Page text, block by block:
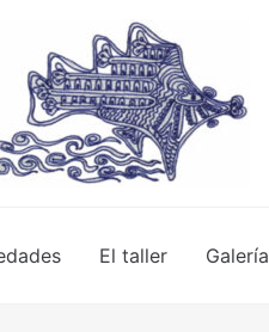
El taller Galería